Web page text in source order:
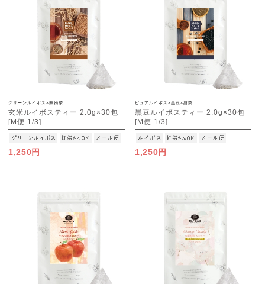
グリーンルイボス×穀物茶
玄米ルイボスティー 2.0g×30包
[M便 1/3]
1,250円
ピュアルイボス×黒豆×甜茶
黒豆ルイボスティー 2.0g×30包
[M便 1/3]
1,250円